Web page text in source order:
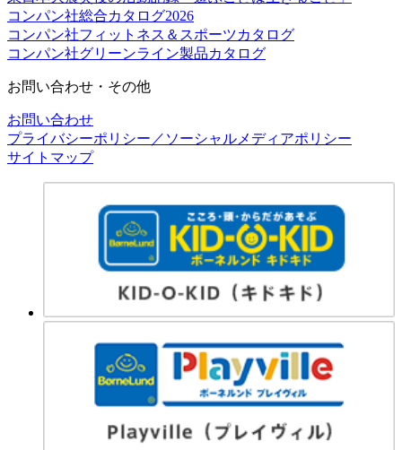
コンパン社総合カタログ2026
コンパン社フィットネス＆スポーツカタログ
コンパン社グリーンライン製品カタログ
お問い合わせ・その他
お問い合わせ
プライバシーポリシー／ソーシャルメディアポリシー
サイトマップ